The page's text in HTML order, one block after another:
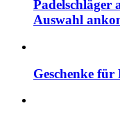
Padelschläger
Auswahl
Geschenke